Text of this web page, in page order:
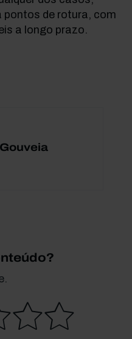
pontos de rotura, com
a longo prazo.